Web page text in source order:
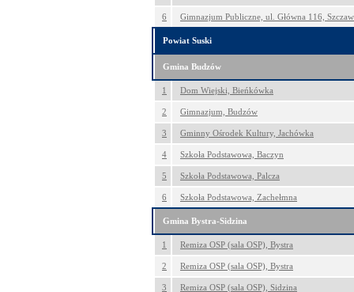
6 Gimnazjum Publiczne, ul. Główna 116,
Powiat Suski
Gmina Budzów
1 Dom Wiejski, Bieńkówka
2 Gimnazjum, Budzów
3 Gminny Ośrodek Kultury, Jachówka
4 Szkoła Podstawowa, Baczyn
5 Szkoła Podstawowa, Palcza
6 Szkoła Podstawowa, Zachełmna
Gmina Bystra-Sidzina
1 Remiza OSP (sala OSP), Bystra
2 Remiza OSP (sala OSP), Bystra
3 Remiza OSP (sala OSP), Sidzina